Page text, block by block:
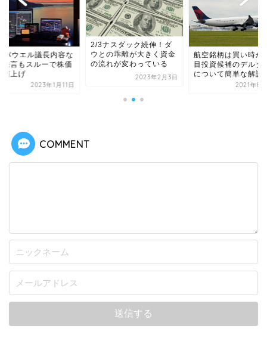
パウエル議長内容な
発言もスルーで株価
堵上げ
2023年1月11日
2/3ナスダック続伸！ダ
ウとの乖離が大きく資金
の流れが変わっている
2023年2月3日
航空銘柄は買い時か
目投資候補のデルタ
について簡単な解説
2021年8
COMMENT